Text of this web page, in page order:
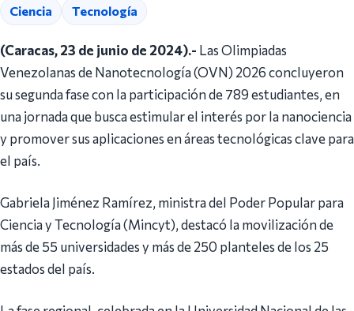
Ciencia Tecnología
(Caracas, 23 de junio de 2024).- Las Olimpiadas
Venezolanas de Nanotecnología (OVN) 2026 concluyeron
su segunda fase con la participación de 789 estudiantes, en
una jornada que busca estimular el interés por la nanociencia
y promover sus aplicaciones en áreas tecnológicas clave para
el país.
Gabriela Jiménez Ramírez, ministra del Poder Popular para
Ciencia y Tecnología (Mincyt), destacó la movilización de
más de 55 universidades y más de 250 planteles de los 25
estados del país.